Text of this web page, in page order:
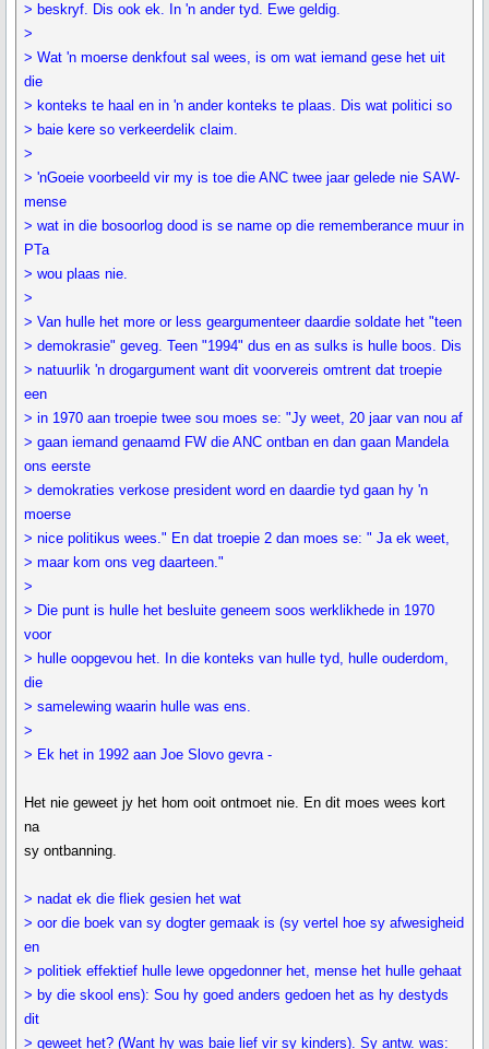
> beskryf. Dis ook ek. In 'n ander tyd. Ewe geldig.
>
> Wat 'n moerse denkfout sal wees, is om wat iemand gese het uit
die
> konteks te haal en in 'n ander konteks te plaas. Dis wat politici so
> baie kere so verkeerdelik claim.
>
> 'nGoeie voorbeeld vir my is toe die ANC twee jaar gelede nie SAW-
mense
> wat in die bosoorlog dood is se name op die rememberance muur in
PTa
> wou plaas nie.
>
> Van hulle het more or less geargumenteer daardie soldate het "teen
> demokrasie" geveg. Teen "1994" dus en as sulks is hulle boos. Dis
> natuurlik 'n drogargument want dit voorvereis omtrent dat troepie
een
> in 1970 aan troepie twee sou moes se: "Jy weet, 20 jaar van nou af
> gaan iemand genaamd FW die ANC ontban en dan gaan Mandela
ons eerste
> demokraties verkose president word en daardie tyd gaan hy 'n
moerse
> nice politikus wees." En dat troepie 2 dan moes se: " Ja ek weet,
> maar kom ons veg daarteen."
>
> Die punt is hulle het besluite geneem soos werklikhede in 1970
voor
> hulle oopgevou het. In die konteks van hulle tyd, hulle ouderdom,
die
> samelewing waarin hulle was ens.
>
> Ek het in 1992 aan Joe Slovo gevra -
Het nie geweet jy het hom ooit ontmoet nie. En dit moes wees kort
na
sy ontbanning.
> nadat ek die fliek gesien het wat
> oor die boek van sy dogter gemaak is (sy vertel hoe sy afwesigheid
en
> politiek effektief hulle lewe opgedonner het, mense het hulle gehaat
> by die skool ens): Sou hy goed anders gedoen het as hy destyds
dit
> geweet het? (Want hy was baie lief vir sy kinders). Sy antw. was: